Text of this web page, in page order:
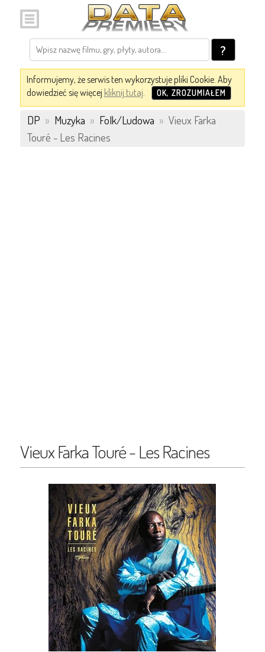
?
Informujemy, że serwis ten wykorzystuje pliki Cookie. Aby
dowiedzieć się więcej kliknij tutaj. OK, ZROZUMIAŁEM
DP » Muzyka » Folk/Ludowa » Vieux Farka
Touré - Les Racines
Vieux Farka Touré - Les Racines